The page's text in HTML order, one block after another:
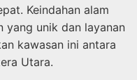
Keindahan alam
yang unik dan layanan
kawasan ini antara
Utara.